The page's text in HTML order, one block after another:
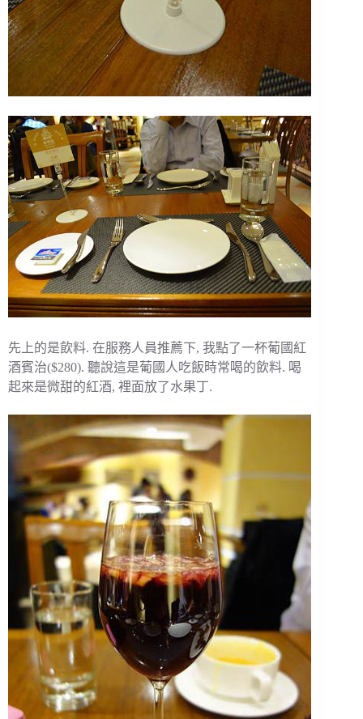
先上的是飲料. 在服務人員推薦下, 我點了一杯葡國紅
酒賓治($280). 聽說這是葡國人吃飯時常喝的飲料. 喝
起來是微甜的紅酒, 裡面放了水果丁.